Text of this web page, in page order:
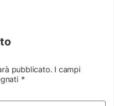
pubblicato. I campi
*